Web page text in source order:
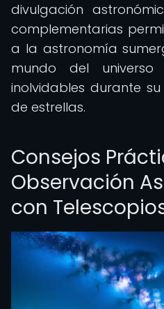
divulgación
complementarias
a la astronomía
mundo del universo
inolvidables durante
de estrellas.
Consejos
Observación
con